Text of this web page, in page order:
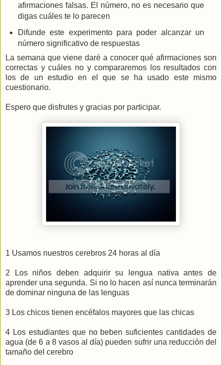
afirmaciones falsas. El número, no es necesario que
digas cuáles te lo parecen
Difunde este experimento para poder alcanzar un
número significativo de respuestas
La semana que viene daré a conocer qué afirmaciones son
correctas y cuáles no y compararemos los resultados con
los de un estudio en el que se ha usado este mismo
cuestionario.
Espero que disfrutes y gracias por participar.
1 Usamos nuestros cerebros 24 horas al día
2 Los niños deben adquirir su lengua nativa antes de
aprender una segunda. Si no lo hacen así nunca terminarán
de dominar ninguna de las lenguas
3 Los chicos tienen encéfalos mayores que las chicas
4 Los estudiantes que no beben suficientes cantidades de
agua (de 6 a 8 vasos al día) pueden sufrir una reducción del
tamaño del cerebro